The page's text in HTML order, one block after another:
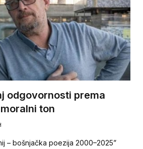
odgovornosti prema
ton
– bošnjačka poezija 2000–2025”